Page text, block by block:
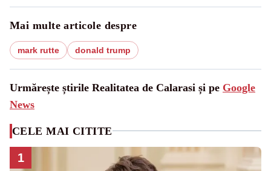
Mai multe articole despre
mark rutte donald trump
Urmărește știrile Realitatea de Calarasi și pe Google
News
CELE MAI CITITE
1